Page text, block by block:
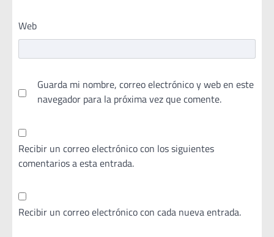
Web
Guarda mi nombre, correo electrónico y web en este
navegador para la próxima vez que comente.
Recibir un correo electrónico con los siguientes
comentarios a esta entrada.
Recibir un correo electrónico con cada nueva entrada.